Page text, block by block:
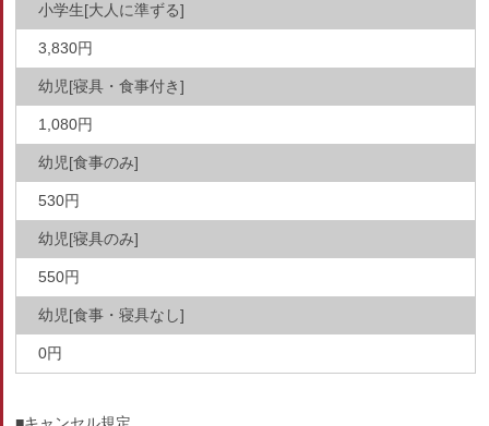
小学生[大人に準ずる]
3,830円
幼児[寝具・食事付き]
1,080円
幼児[食事のみ]
530円
幼児[寝具のみ]
550円
幼児[食事・寝具なし]
0円